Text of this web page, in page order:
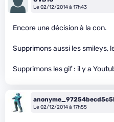
Le 02/12/2014 à 17h43
Encore une décision à la con.
Supprimons aussi les smileys,
Supprimons les gif : il y a
Le 02/12/2014 à 17h55